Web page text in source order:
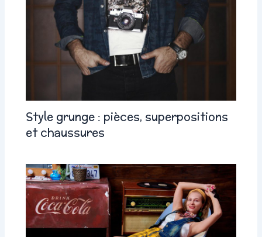
Style grunge : pièces, superpositions
et chaussures